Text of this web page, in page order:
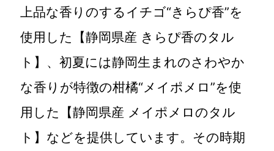
上品な香りのするイチゴ“きらぴ香”を
使用した【静岡県産 きらぴ香のタル
ト】、初夏には静岡生まれのさわやか
な香りが特徴の柑橘“メイポメロ”を使
用した【静岡県産 メイポメロのタル
ト】などを提供しています。その時期